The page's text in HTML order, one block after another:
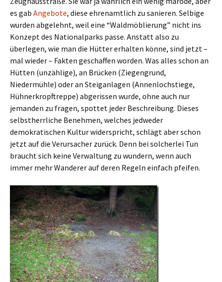
es gab Angebote, diese ehrenamtlich zu sanieren. Selbige
wurden abgelehnt, weil eine “Waldmöblierung” nicht ins
Konzept des Nationalparks passe. Anstatt also zu
überlegen, wie man die Hütter erhalten könne, sind jetzt –
mal wieder – Fakten geschaffen worden. Was alles schon an
Hütten (unzählige), an Brücken (Ziegengrund,
Niedermühle) oder an Steiganlagen (Annenlochstiege,
Hühnerkropftreppe) abgerissen wurde, ohne auch nur
jemanden zu fragen, spottet jeder Beschreibung. Dieses
selbstherrliche Benehmen, welches jedweder
demokratischen Kultur widerspricht, schlägt aber schon
jetzt auf die Verursacher zurück. Denn bei solcherlei Tun
braucht sich keine Verwaltung zu wundern, wenn auch
immer mehr Wanderer auf deren Regeln einfach pfeifen.